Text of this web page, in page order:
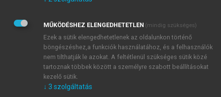
Adatkezelési tájékoztatóbanfoglaltakat tudomásul
veszem és elfogadom.
Általános vásárlási feltételeket, valamint a szotar.netés a
mersz.huoldalak licencszerződéseiben foglaltakat
tudomásul veszem és elfogadom.
KIPRÓBÁLOM
MŰKÖDÉSHEZ ELENGEDHETETLEN (mindig szükséges)
Ezek a sütik elengedhetetlenek az oldalunkon történő
böngészéshez,a funkciók használatához, és a felhasználók
nem tilthatják le azokat. A feltétlenül szükséges sütik közé
tartoznak többek között a személyre szabott beállításokat
kezelő sütik.
↓ 3 szolgáltatás